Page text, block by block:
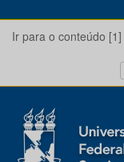
Ir para o conteúdo [1]